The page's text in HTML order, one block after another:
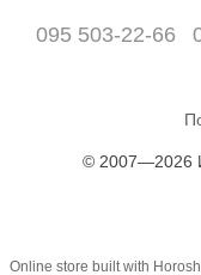
095 503-22-66
© 2007—2026
Online store built with